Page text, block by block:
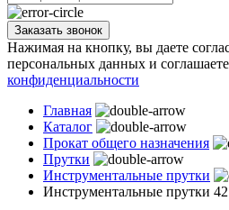
Заказать звонок
Нажимая на кнопку, вы даете
персональных данных и
конфиденциальности
Главная
Каталог
Прокат общего назначения
Прутки
Инструментальные прутки
Инструментальные прутки